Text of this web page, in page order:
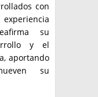
con
su
y el
aportando
su